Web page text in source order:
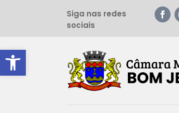
Barra de Ferramentas Aberta
Siga nas redes
sociais